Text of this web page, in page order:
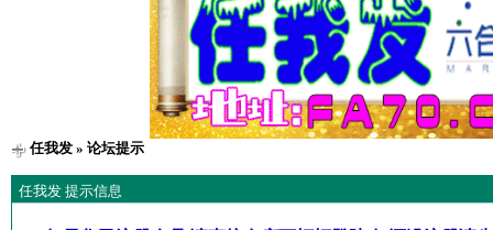
任我发» 论坛提示
任我发 提示信息